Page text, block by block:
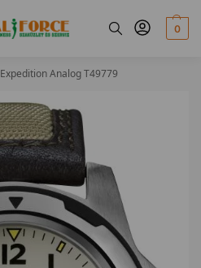
0
Expedition Analog T49779